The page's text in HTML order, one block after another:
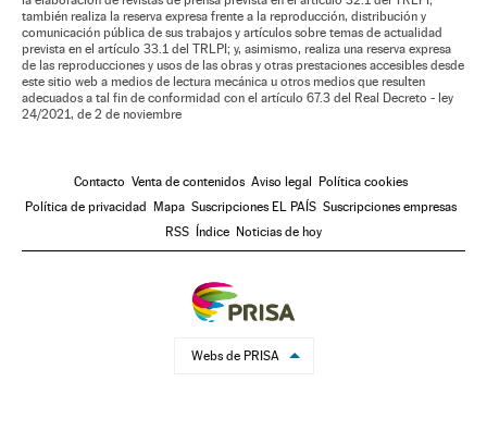
también realiza la reserva expresa frente a la reproducción, distribución y
comunicación pública de sus trabajos y artículos sobre temas de actualidad
prevista en el artículo 33.1 del TRLPI; y, asimismo, realiza una reserva expresa
de las reproducciones y usos de las obras y otras prestaciones accesibles desde
este sitio web a medios de lectura mecánica u otros medios que resulten
adecuados a tal fin de conformidad con el artículo 67.3 del Real Decreto - ley
24/2021, de 2 de noviembre
Contacto Venta de contenidos Aviso legal
Política cookies
Política de privacidad
Mapa Suscripciones EL PAÍS Suscripciones empresas
RSS
Índice Noticias de hoy
Webs de PRISA